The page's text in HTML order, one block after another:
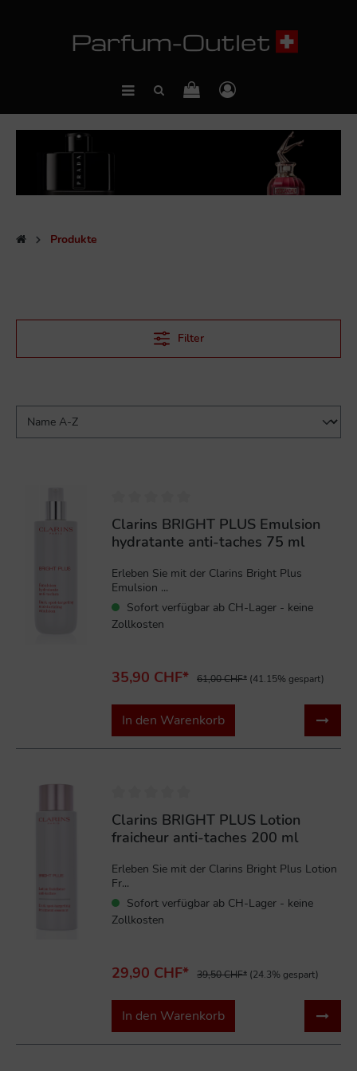
Produkte
Filter
Clarins BRIGHT PLUS Emulsion
hydratante anti-taches 75 ml
Erleben Sie mit der Clarins Bright Plus
Emulsion ...
Sofort verfügbar ab CH-Lager - keine
Zollkosten
35,90 CHF* 61,00 CHF* (41.15% gespart)
In den Warenkorb
Clarins BRIGHT PLUS Lotion
fraicheur anti-taches 200 ml
Erleben Sie mit der Clarins Bright Plus Lotion
Fr...
Sofort verfügbar ab CH-Lager - keine
Zollkosten
29,90 CHF* 39,50 CHF* (24.3% gespart)
In den Warenkorb